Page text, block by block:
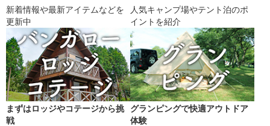
新着情報や最新アイテムなどを
更新中
人気キャンプ場やテント泊のポ
イントを紹介
まずはロッジやコテージから挑
戦
グランピングで快適アウトドア
体験